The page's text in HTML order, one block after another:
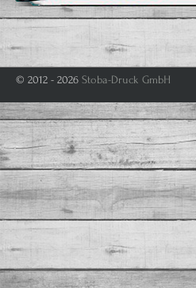
© 2012 - 2026 Stoba-Druck GmbH